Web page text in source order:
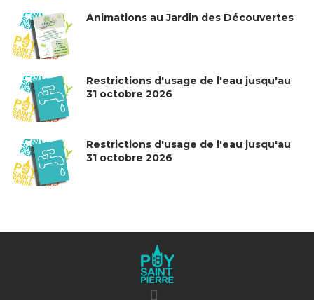
Animations au Jardin des Découvertes
Restrictions d'usage de l'eau jusqu'au
31 octobre 2026
Restrictions d'usage de l'eau jusqu'au
31 octobre 2026